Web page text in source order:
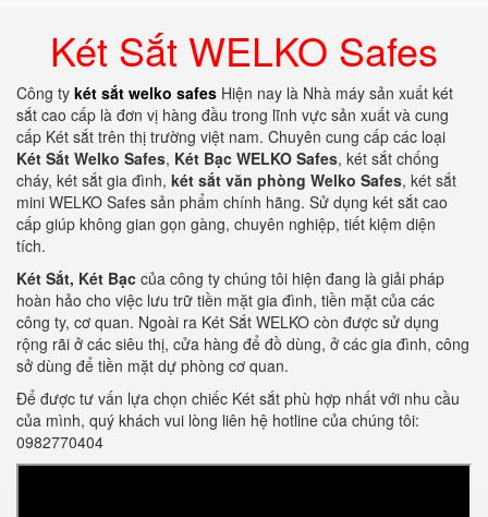
Két Sắt WELKO Safes
Công ty két sắt welko safes Hiện nay là Nhà máy sản xuất két
sắt cao cấp là đơn vị hàng đầu trong lĩnh vực sản xuất và cung
cấp Két sắt trên thị trường việt nam. Chuyên cung cấp các loại
Két Sắt Welko Safes, Két Bạc WELKO Safes, két sắt chống
cháy, két sắt gia đình, két sắt văn phòng Welko Safes, két sắt
mini WELKO Safes sản phẩm chính hãng. Sử dụng két sắt cao
cấp giúp không gian gọn gàng, chuyên nghiệp, tiết kiệm diện
tích.
Két Sắt, Két Bạc của công ty chúng tôi hiện đang là giải pháp
hoàn hảo cho việc lưu trữ tiền mặt gia đình, tiền mặt của các
công ty, cơ quan. Ngoài ra Két Sắt WELKO còn được sử dụng
rộng rãi ở các siêu thị, cửa hàng để đồ dùng, ở các gia đình, công
sở dùng để tiền mặt dự phòng cơ quan.
Để được tư vấn lựa chọn chiếc Két sắt phù hợp nhất với nhu cầu
của mình, quý khách vui lòng liên hệ hotline của chúng tôi:
0982770404